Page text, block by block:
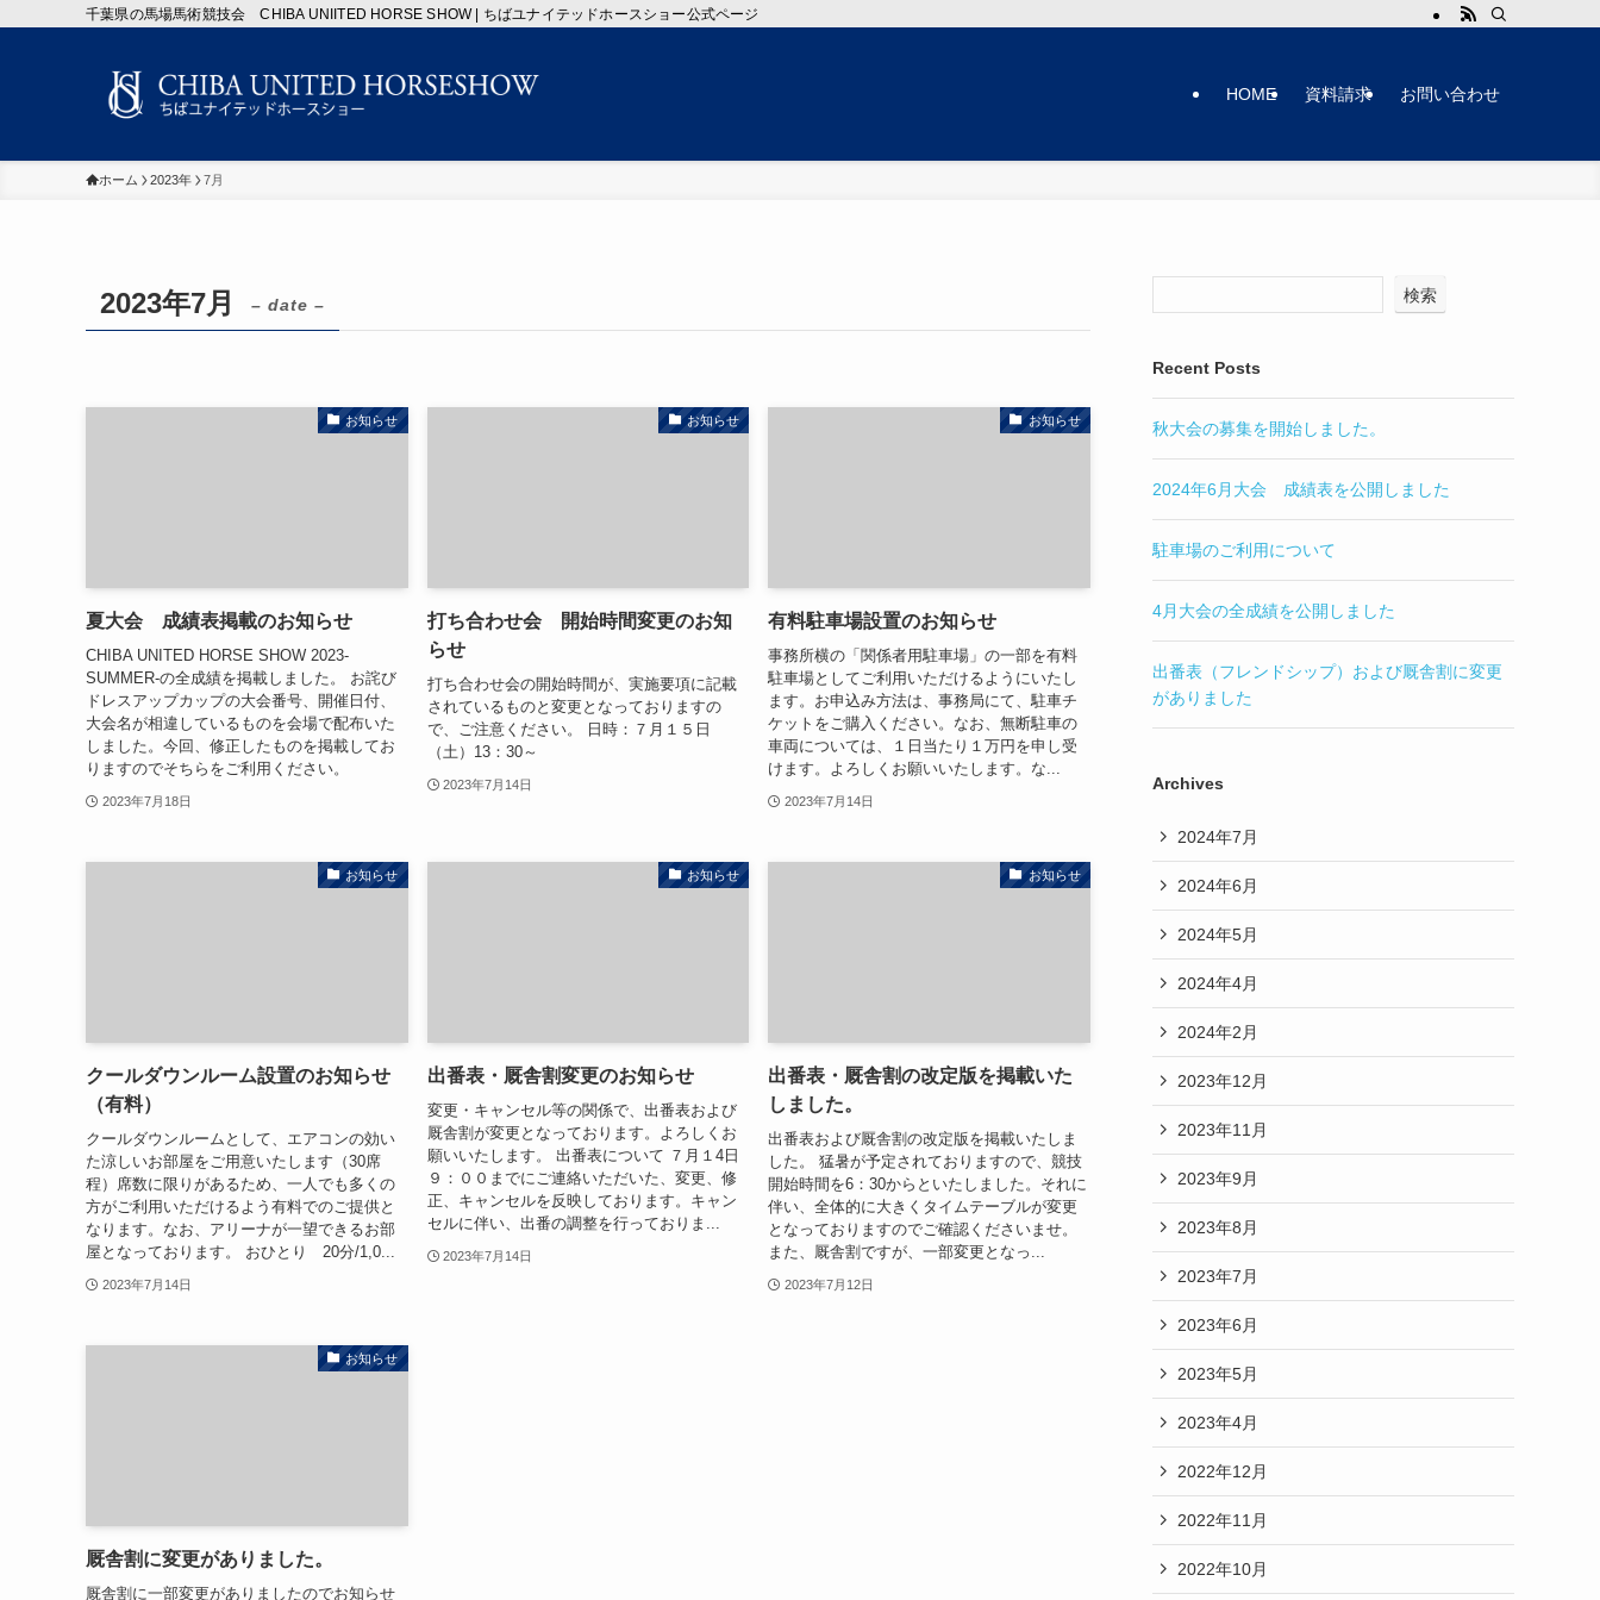
千葉県の馬場馬術競技会 CHIBA UNIITED HORSE SHOW | ちばユナイテッドホースショー公式ページ
HOME 資料請求 お問い合わせ
ホーム 2023年 7月
2023年7月 – date –
お知らせ
夏大会 成績表掲載のお知らせ
CHIBA UNITED HORSE SHOW 2023-
SUMMER-の全成績を掲載しました。 お詫び
ドレスアップカップの大会番号、開催日付、
大会名が相違しているものを会場で配布いた
しました。今回、修正したものを掲載してお
りますのでそちらをご利用ください。
2023年7月18日
お知らせ
打ち合わせ会 開始時間変更のお知
らせ
打ち合わせ会の開始時間が、実施要項に記載
されているものと変更となっておりますの
で、ご注意ください。 日時：７月１５日
（土）13：30～
2023年7月14日
お知らせ
有料駐車場設置のお知らせ
事務所横の「関係者用駐車場」の一部を有料
駐車場としてご利用いただけるようにいたし
ます。お申込み方法は、事務局にて、駐車チ
ケットをご購入ください。なお、無断駐車の
車両については、１日当たり１万円を申し受
けます。よろしくお願いいたします。な...
2023年7月14日
お知らせ
クールダウンルーム設置のお知らせ
（有料）
クールダウンルームとして、エアコンの効い
た涼しいお部屋をご用意いたします（30席
程）席数に限りがあるため、一人でも多くの
方がご利用いただけるよう有料でのご提供と
なります。なお、アリーナが一望できるお部
屋となっております。 おひとり 20分/1,0...
2023年7月14日
お知らせ
出番表・厩舎割変更のお知らせ
変更・キャンセル等の関係で、出番表および
厩舎割が変更となっております。よろしくお
願いいたします。 出番表について ７月１4日
９：００までにご連絡いただいた、変更、修
正、キャンセルを反映しております。キャン
セルに伴い、出番の調整を行っておりま...
2023年7月14日
お知らせ
出番表・厩舎割の改定版を掲載いた
しました。
出番表および厩舎割の改定版を掲載いたしま
した。 猛暑が予定されておりますので、競技
開始時間を6：30からといたしました。それに
伴い、全体的に大きくタイムテーブルが変更
となっておりますのでご確認くださいませ。
また、厩舎割ですが、一部変更となっ...
2023年7月12日
お知らせ
厩舎割に変更がありました。
厩舎割に一部変更がありましたのでお知らせ
検索
Recent Posts
秋大会の募集を開始しました。
2024年6月大会 成績表を公開しました
駐車場のご利用について
4月大会の全成績を公開しました
出番表（フレンドシップ）および厩舎割に変更
がありました
Archives
2024年7月
2024年6月
2024年5月
2024年4月
2024年2月
2023年12月
2023年11月
2023年9月
2023年8月
2023年7月
2023年6月
2023年5月
2023年4月
2022年12月
2022年11月
2022年10月